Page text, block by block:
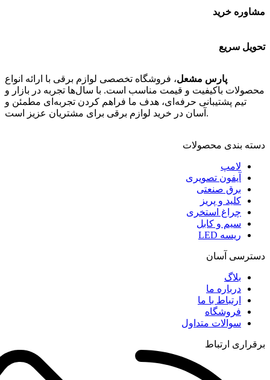
مشاوره خرید
تحویل سریع
پارس مشعل، فروشگاه تخصصی لوازم برقی با ارائه انواع
محصولات باکیفیت و قیمت مناسب است. با سال‌ها تجربه در بازار و
تیم پشتیبانی حرفه‌ای، هدف ما فراهم کردن تجربه‌ای مطمئن و
آسان در خرید لوازم برقی برای مشتریان عزیز است.
دسته بندی محصولات
لامپ
آیفون تصویری
برق صنعتی
کلید و پریز
چراغ استخری
سیم و کابل
ریسه LED
دسترسی آسان
بلاگ
درباره ما
ارتباط با ما
فروشگاه
سوالات متداول
برقراری ارتباط